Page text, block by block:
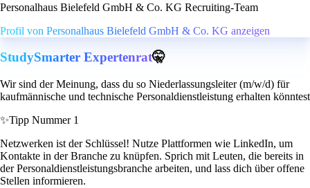
Personalhaus Bielefeld GmbH & Co. KG Recruiting-Team
Profil von Personalhaus Bielefeld GmbH & Co. KG anzeigen
StudySmarter Expertenrat🤫
Wir sind der Meinung, dass du so Niederlassungsleiter (m/w/d) für
kaufmännische und technische Personaldienstleistung erhalten könntest
✨Tipp Nummer 1
Netzwerken ist der Schlüssel! Nutze Plattformen wie LinkedIn, um
Kontakte in der Branche zu knüpfen. Sprich mit Leuten, die bereits in
der Personaldienstleistungsbranche arbeiten, und lass dich über offene
Stellen informieren.